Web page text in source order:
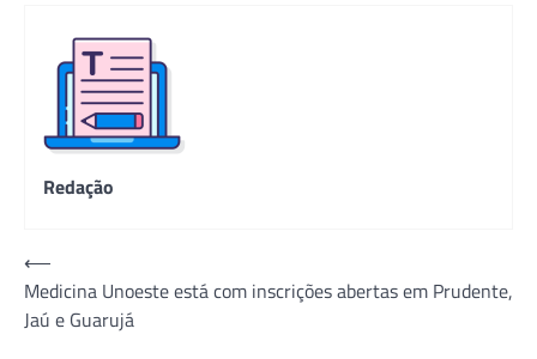
Redação
Navegação
de
Post
⟵
Medicina Unoeste está com inscrições abertas em Prudente,
Jaú e Guarujá